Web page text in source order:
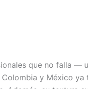
que no falla —
y México